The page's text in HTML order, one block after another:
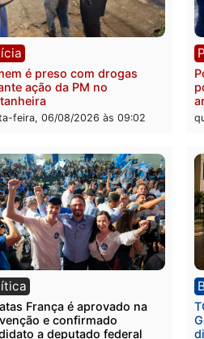
Polícia
Jovem é encontrado morto na
Rua dos Cravos e caso é
investigado pela polícia em RO
quinta-feira, 06/08/2026 às 09:26
Polícia
Homem é preso com drogas
durante ação da PM no
Castanheira
quinta-feira, 06/08/2026 às 09:02